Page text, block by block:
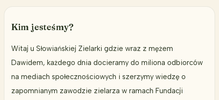
Kim jesteśmy?
Witaj u Słowiańskiej Zielarki gdzie wraz z mężem
Dawidem, każdego dnia docieramy do miliona odbiorców
na mediach społecznościowych i szerzymy wiedzę o
zapomnianym zawodzie zielarza w ramach Fundacji